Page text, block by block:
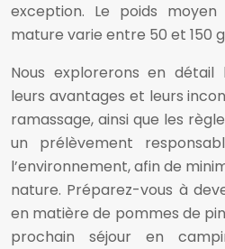
exception. Le poids
mature varie entre 50 et 150
Nous explorerons en détail
leurs avantages et leurs
ramassage, ainsi que les
un prélèvement
l’environnement, afin de
nature. Préparez-vous à
en matière de pommes de
prochain séjour en